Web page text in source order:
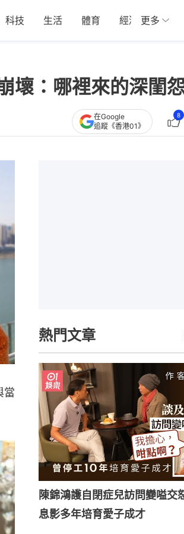
科技 生活 體育 經濟 01深圳
更多
壞：哪裡來的深閨
在Google
追蹤《香港01》
8
當
熱門文章
陳錦鴻護自閉症兒訪問變嗌
息影多年培育愛子成才